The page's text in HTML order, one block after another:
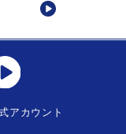
アカウント